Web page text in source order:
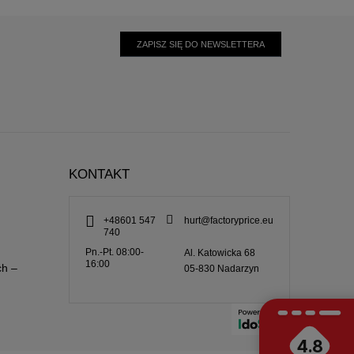
ZAPISZ SIĘ DO NEWSLETTERA
–
KONTAKT
+48601 547
740
hurt@factoryprice.eu
Pn.-Pt. 08:00-
16:00
Al. Katowicka 68
05-830 Nadarzyn
4.8